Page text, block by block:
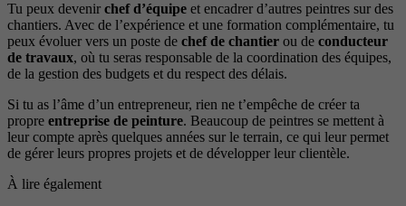
Tu peux devenir chef d’équipe et encadrer d’autres peintres sur des
chantiers. Avec de l’expérience et une formation complémentaire, tu
peux évoluer vers un poste de chef de chantier ou de conducteur
de travaux, où tu seras responsable de la coordination des équipes,
de la gestion des budgets et du respect des délais.
Si tu as l’âme d’un entrepreneur, rien ne t’empêche de créer ta
propre entreprise de peinture. Beaucoup de peintres se mettent à
leur compte après quelques années sur le terrain, ce qui leur permet
de gérer leurs propres projets et de développer leur clientèle.
À lire également